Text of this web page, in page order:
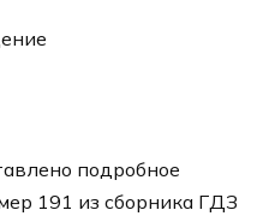
подробное
191 из сборника ГДЗ